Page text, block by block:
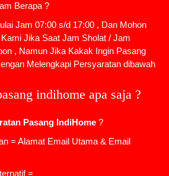
Berapa ?
Jam 07:00 s/d 17:00 , Dan Mohon
Jika Saat Jam Sholat / Jam
, Namun Jika Kakak Ingin Pasang
Melengkapi Persyaratan dibawah
indihome apa saja ?
Pasang IndiHome ?
= Alamat Email Utama & Email
=